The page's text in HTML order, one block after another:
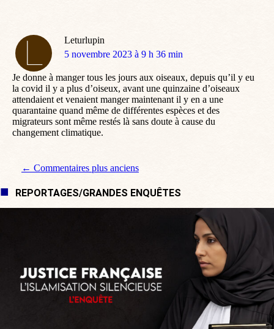
Leturlupin
dit
5 novembre 2023 à 9 h 36 min
Je donne à manger tous les jours aux oiseaux, depuis qu’il y eu
la covid il y a plus d’oiseux, avant une quinzaine d’oiseaux
attendaient et venaient manger maintenant il y en a une
quarantaine quand même de différentes espèces et des
migrateurs sont même restés là sans doute à cause du
changement climatique.
Navigation de commentaire
← Commentaires plus anciens
REPORTAGES/GRANDES ENQUÊTES